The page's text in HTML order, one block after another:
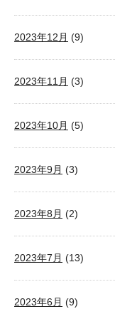
2023年12月 (9)
2023年11月 (3)
2023年10月 (5)
2023年9月 (3)
2023年8月 (2)
2023年7月 (13)
2023年6月 (9)